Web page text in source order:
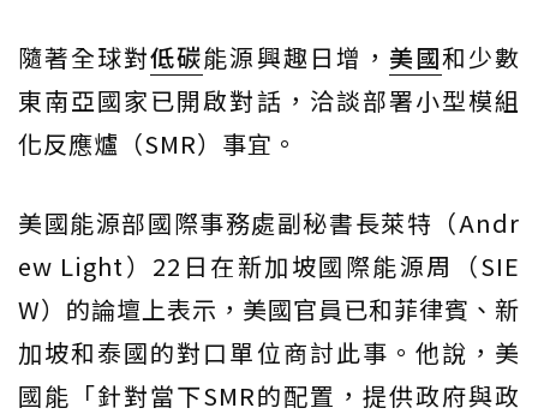
隨著全球對低碳能源興趣日增， 美國和少數
東南亞國家已開啟對話，洽談部署小型模組
化反應爐（SMR）事宜。
美國能源部國際事務處副秘書長萊特（Andr
ew Light）22日在新加坡國際能源周（SIE
W）的論壇上表示，美國官員已和菲律賓、新
加坡和泰國的對口單位商討此事。他說，美
國能「針對當下SMR的配置，提供政府與政